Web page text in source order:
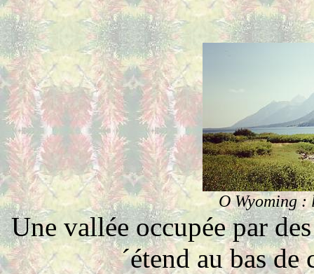
OWyoming :
Une vallée occupée par
´étend au bas